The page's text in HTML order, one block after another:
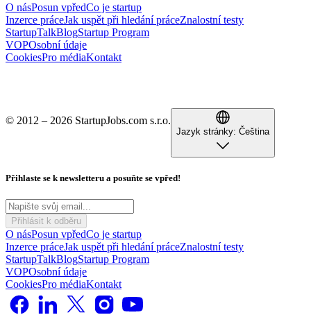
O násPosun vpředCo je startup
Inzerce práceJak uspět při hledání práceZnalostní testy
StartupTalkBlogStartup Program
VOPOsobní údaje
CookiesPro médiaKontakt
© 2012 – 2026 StartupJobs.com s.r.o.
Jazyk stránky: Čeština
Přihlaste se k newsletteru a posuňte se vpřed!
Přihlásit k odběru
O násPosun vpředCo je startup
Inzerce práceJak uspět při hledání práceZnalostní testy
StartupTalkBlogStartup Program
VOPOsobní údaje
CookiesPro médiaKontakt